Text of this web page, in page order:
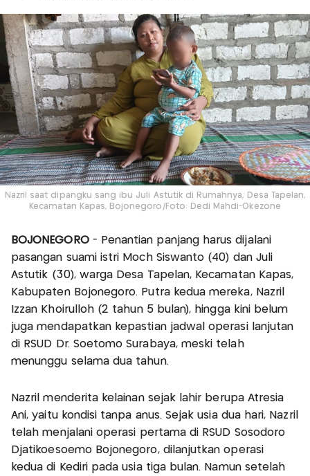
Nazril saat dipangku sang ibu Juli Astutik di Rumahnya, Desa Tapelan,
Kecamatan Kapas, Bojonegoro/Foto: Dedi Mahdi-Okezone
BOJONEGORO- Penantian panjang harus dijalani
pasangan suami istri Moch Siswanto (40) dan Juli
Astutik (30), warga Desa Tapelan, Kecamatan Kapas,
Kabupaten Bojonegoro. Putra kedua mereka, Nazril
Izzan Khoirulloh (2 tahun 5 bulan), hingga kini belum
juga mendapatkan kepastian jadwal operasi lanjutan
di RSUD Dr. Soetomo Surabaya, meski telah
menunggu selama dua tahun.
Nazril menderita kelainan sejak lahir berupa Atresia
Ani, yaitu kondisi tanpa anus. Sejak usia dua hari, Nazril
telah menjalani operasi pertama di RSUD Sosodoro
Djatikoesoemo Bojonegoro, dilanjutkan operasi
kedua di Kediri pada usia tiga bulan. Namun setelah